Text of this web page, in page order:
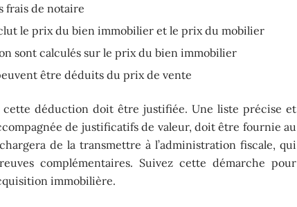
frais de notaire
le prix du bien immobilier et le prix du mobilier
sont calculés sur le prix du bien immobilier
être déduits du prix de vente
cette déduction doit être justifiée. Une liste précise et
de justificatifs de valeur, doit être fournie au
de la transmettre à l’administration fiscale, qui
complémentaires. Suivez cette démarche pour
immobilière.